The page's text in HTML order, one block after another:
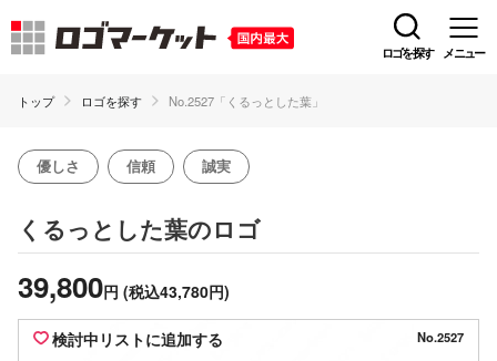
ロゴを探す メニュー
トップ ロゴを探す No.2527「くるっとした葉」
優しさ 信頼 誠実
くるっとした葉のロゴ
39,800円 (税込43,780円)
検討中リストに追加する No.2527